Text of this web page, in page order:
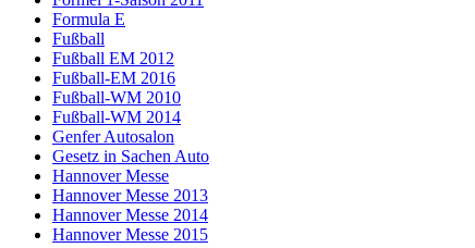
Formula E
Fußball
Fußball EM 2012
Fußball-EM 2016
Fußball-WM 2010
Fußball-WM 2014
Genfer Autosalon
Gesetz in Sachen Auto
Hannover Messe
Hannover Messe 2013
Hannover Messe 2014
Hannover Messe 2015